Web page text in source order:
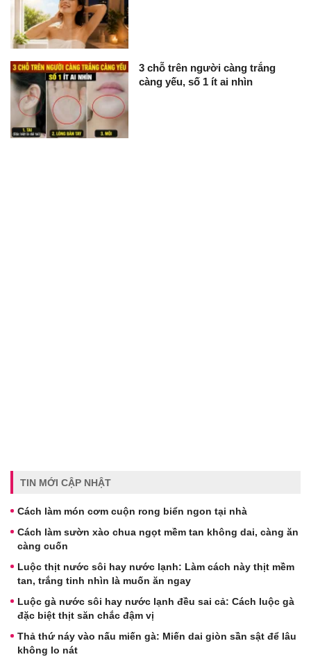
3 chỗ trên người càng trắng
càng yếu, số 1 ít ai nhìn
TIN MỚI CẬP NHẬT
Cách làm món cơm cuộn rong biển ngon tại nhà
Cách làm sườn xào chua ngọt mềm tan không dai, càng ăn
càng cuốn
Luộc thịt nước sôi hay nước lạnh: Làm cách này thịt mềm
tan, trắng tinh nhìn là muốn ăn ngay
Luộc gà nước sôi hay nước lạnh đều sai cả: Cách luộc gà
đặc biệt thịt săn chắc đậm vị
Thả thứ náy vào nấu miến gà: Miến dai giòn sần sật để lâu
không lo nát